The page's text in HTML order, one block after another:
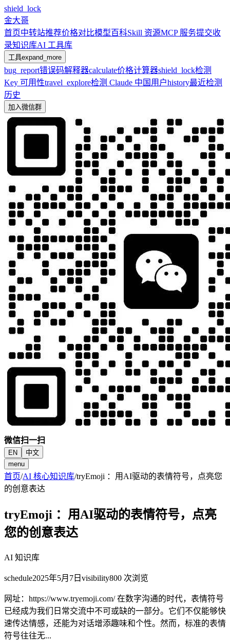
shield_lock
金大哥
首页中转站推荐价格对比模型百科Skill 资源MCP 服务提交收
录知识库AI 工具库
工具expand_more
bug_report错误码解释器calculate价格计算器shield_lock检测
Key 可用性travel_explore检测 Claude 中国用户history最近检测
历史
加入微信群
微信扫一扫
EN
中文
menu
首页/AI 核心知识库/tryEmoji ：用AI驱动的表情符号，点亮您
的创意表达
tryEmoji ：用AI驱动的表情符号，点亮
您的创意表达
AI 知识库
schedule2025年5月7日 visibility800 次浏览
网址：https://www.tryemoji.com/ 在数字沟通的时代，表情符号
已经成为我们日常交流中不可或缺的一部分。它们不仅能够快
速传达情感，还能为对话增添趣味和个性。然而，标准的表情
符号往往无...